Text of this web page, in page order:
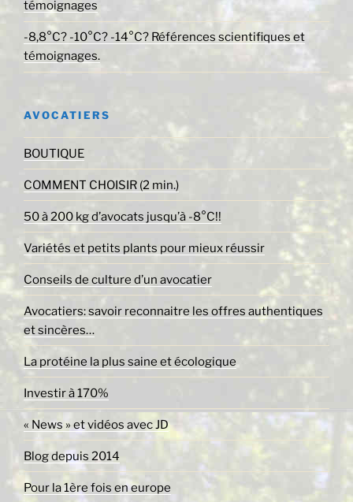
témoignages
-8,8°C? -10°C? -14°C? Références scientifiques et
témoignages.
AVOCATIERS
BOUTIQUE
COMMENT CHOISIR (2 min.)
50 à 200 kg d’avocats jusqu’à -8°C!!
Variétés et petits plants pour mieux réussir
Conseils de culture d’un avocatier
Avocatiers: savoir reconnaitre les offres authentiques
et sincères…
La protéine la plus saine et écologique
Investir à 170%
« News » et vidéos avec JD
Blog depuis 2014
Pour la 1ère fois en europe